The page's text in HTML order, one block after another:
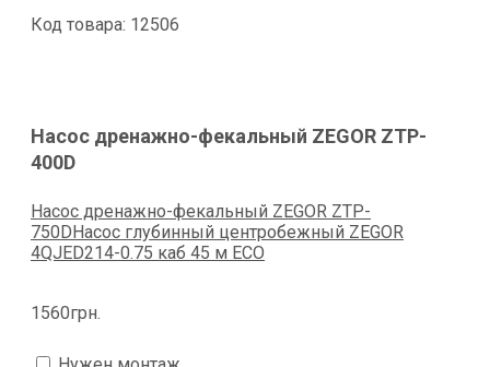
Код товара: 12506
Насос дренажно-фекальный ZEGOR ZTP-
400D
Насос дренажно-фекальный ZEGOR ZTP-
750DНасос глубинный центробежный ZEGOR
4QJED214-0.75 каб 45 м ECO
1560грн.